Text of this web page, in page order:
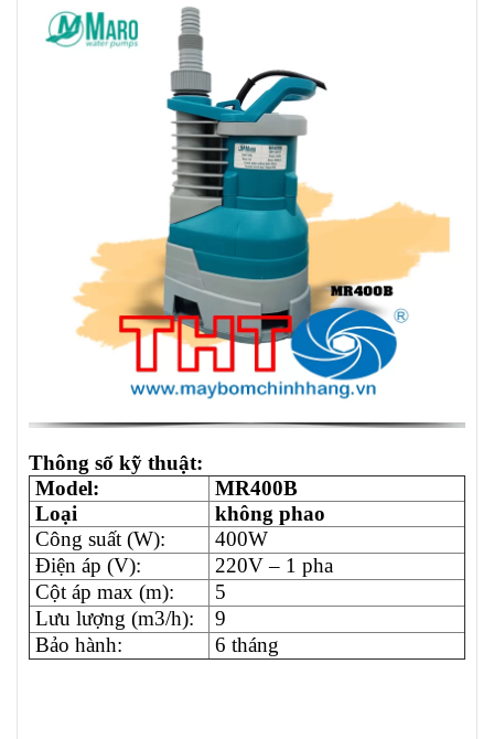
Thông số kỹ thuật:
Model:
MR400B
Loại
không phao
Công suất (W):
400W
Điện áp (V):
220V – 1 pha
Cột áp max (m):
5
Lưu lượng (m3/h):
9
Bảo hành:
6 tháng